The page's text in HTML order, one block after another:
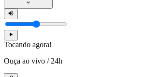
Tocando agora!
Ouça ao vivo / 24h